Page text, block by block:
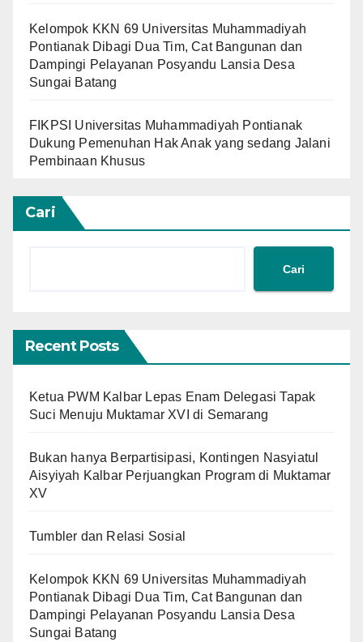
Kelompok KKN 69 Universitas Muhammadiyah
Pontianak Dibagi Dua Tim, Cat Bangunan dan
Dampingi Pelayanan Posyandu Lansia Desa
Sungai Batang
FIKPSI Universitas Muhammadiyah Pontianak
Dukung Pemenuhan Hak Anak yang sedang Jalani
Pembinaan Khusus
Cari
Cari
Recent Posts
Ketua PWM Kalbar Lepas Enam Delegasi Tapak
Suci Menuju Muktamar XVI di Semarang
Bukan hanya Berpartisipasi, Kontingen Nasyiatul
Aisyiyah Kalbar Perjuangkan Program di Muktamar
XV
Tumbler dan Relasi Sosial
Kelompok KKN 69 Universitas Muhammadiyah
Pontianak Dibagi Dua Tim, Cat Bangunan dan
Dampingi Pelayanan Posyandu Lansia Desa
Sungai Batang